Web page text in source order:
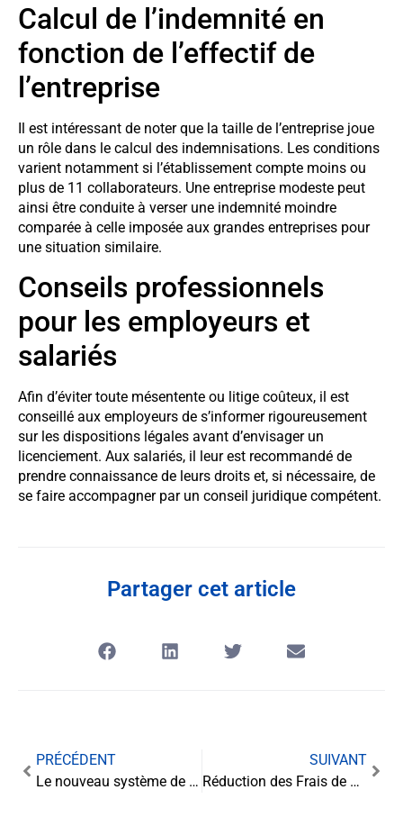
Calcul de l’indemnité en
fonction de l’effectif de
l’entreprise
Il est intéressant de noter que la taille de l’entreprise joue
un rôle dans le calcul des indemnisations. Les conditions
varient notamment si l’établissement compte moins ou
plus de 11 collaborateurs. Une entreprise modeste peut
ainsi être conduite à verser une indemnité moindre
comparée à celle imposée aux grandes entreprises pour
une situation similaire.
Conseils professionnels
pour les employeurs et
salariés
Afin d’éviter toute mésentente ou litige coûteux, il est
conseillé aux employeurs de s’informer rigoureusement
sur les dispositions légales avant d’envisager un
licenciement. Aux salariés, il leur est recommandé de
prendre connaissance de leurs droits et, si nécessaire, de
se faire accompagner par un conseil juridique compétent.
Partager cet article
PRÉCÉDENT
Le nouveau système de « plainte en ligne » : Un tournant numérique pour la justice française
SUIVANT
Réduction des Frais de Douane par le Numéro EORI : Considérations Juridiques